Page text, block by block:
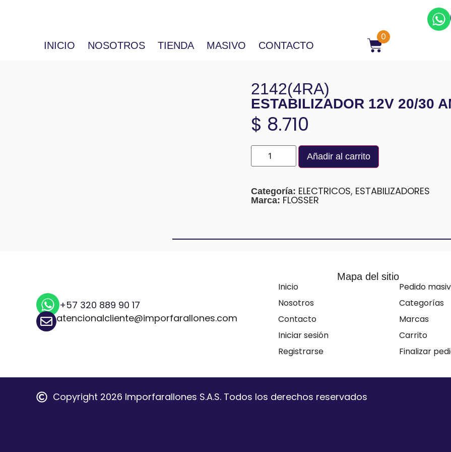
INICIO NOSOTROS TIENDA MASIVO CONTACTO
0
2142(4RA)
ESTABILIZADOR 12V 20/30
$ 8.710
Añadir al carrito
Categoría: ELECTRICOS, ESTABILIZADORES
Marca: FLOSSER
+57 320 889 90 17
atencionalcliente@imporfarallones.com
Mapa del sitio
Inicio
Nosotros
Contacto
Iniciar sesión
Registrarse
Pedido
Categorías
Marcas
Carrito
Finalizar
Copyright 2026 Imporfarallones S.A.S. Todos los derechos reservados